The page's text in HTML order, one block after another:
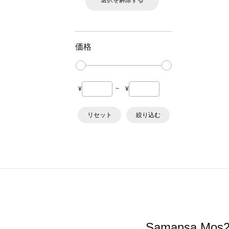
価格
¥ ~ ¥
リセット 絞り込む